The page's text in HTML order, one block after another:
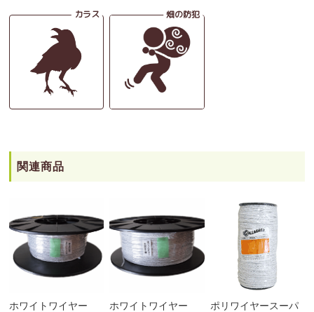
関連商品
ホワイトワイヤー
ホワイトワイヤー
ポリワイヤースーパ